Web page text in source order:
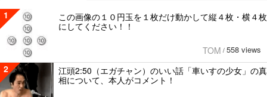
1
この画像の１０円玉を１枚だけ動かして縦４枚・横４枚
にしてください！！
TOM / 558 views
2
江頭2:50（エガチャン）のいい話「車いすの少女」の真
相について、本人がコメント！